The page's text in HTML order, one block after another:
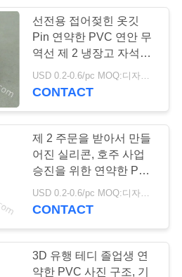
클
32
장
156
선전용 접어젖힌 옷깃
Pin 연약한 PVC 연안 무
역선 제 2 냉장고 자석
1.0 인치
CONTACT
제 2 주문을 받아서 만들
어진 실리콘, 호주 사업
승진을 위한 연약한 PVC
사진 구조, 기념품 선물
USD 0.2-0.6/pc MOQ:디자인 당 100 PC
CONTACT
3D 유행 테디 졸업생 연
약한 PVC 사진 구조, 기